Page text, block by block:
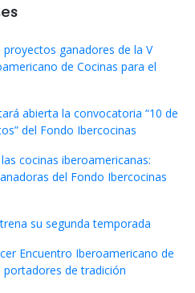
ganadores de la V
de Cocinas para el
abierta la convocatoria “10 de
del Fondo Ibercocinas
cocinas iberoamericanas:
del Fondo Ibercocinas
su segunda temporada
Encuentro Iberoamericano de
portadores de tradición